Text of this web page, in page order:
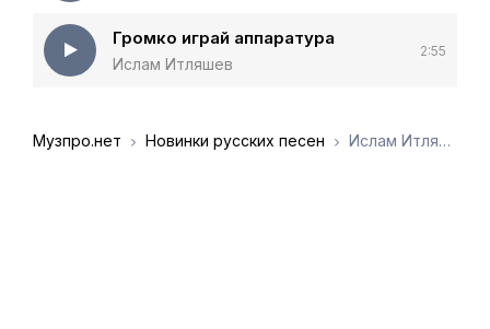
Громко играй аппаратура
Ислам Итляшев
2:55
Музпро.нет Новинки русских песен Ислам Итляшев - Какое дело